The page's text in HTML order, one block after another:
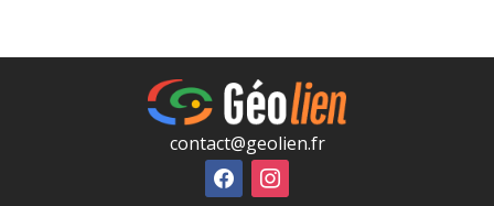
contact@geolien.fr